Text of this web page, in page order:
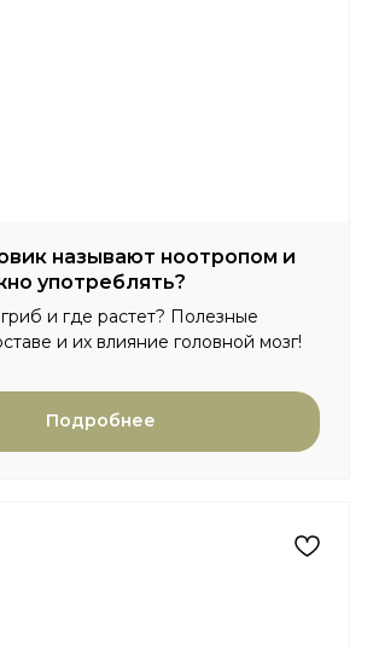
называют ноотропом и
употреблять?
и где растет? Полезные
и их влияние головной мозг!
Подробнее